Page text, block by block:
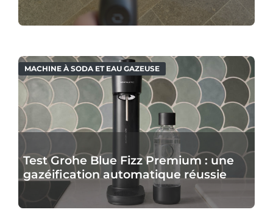
MACHINE À SODA ET EAU GAZEUSE
Test Grohe Blue Fizz Premium : une
gazéification automatique réussie